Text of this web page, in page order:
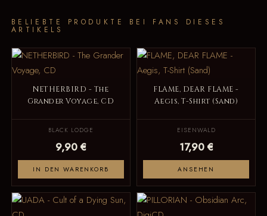
BELIEBTE PRODUKTE BEI FANS DIESES
ARTIKELS
NETHERBIRD - The
Grander Voyage, CD
BLACK LODGE
9,90 €
IN DEN WARENKORB
FLAME, DEAR FLAME -
Aegis, T-Shirt (Sand)
EISENWALD
17,90 €
ANSEHEN